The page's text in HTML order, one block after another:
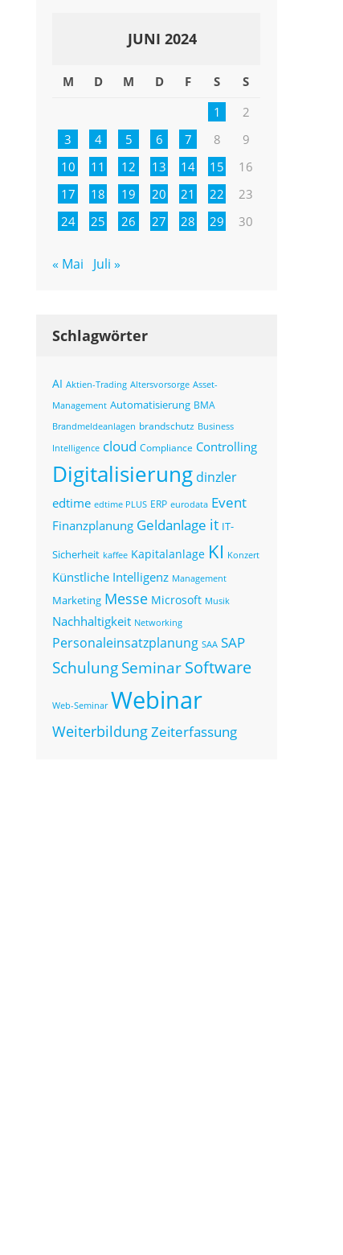
JUNI 2024
M D M D F S
S
1
2
3
4 5 6 7 8
9
10
11 12 13 14 15
16
17
18 19 20 21 22
23
24
25 26 27 28 29 30
« Mai Juli »
Schlagwörter
AI Aktien-Trading Altersvorsorge Asset-
Management Automatisierung BMA
Brandmeldeanlagen brandschutz Business
Intelligence cloud Compliance Controlling
Digitalisierung dinzler
edtime edtime PLUS ERP eurodata Event
Finanzplanung Geldanlage it IT-
Sicherheit kaffee Kapitalanlage KI Konzert
Künstliche Intelligenz Management
Marketing Messe Microsoft Musik
Nachhaltigkeit Networking
Personaleinsatzplanung SAA SAP
SchulungSeminarSoftware
Web-Seminar Webinar
WeiterbildungZeiterfassung